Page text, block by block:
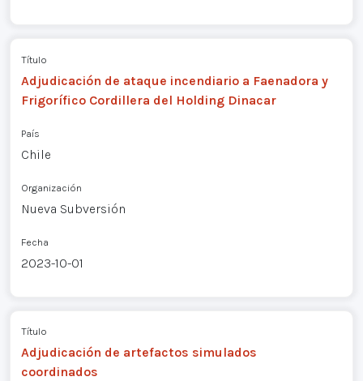
Título
Adjudicación de ataque incendiario a Faenadora y
Frigorífico Cordillera del Holding Dinacar
País
Chile
Organización
Nueva Subversión
Fecha
2023-10-01
Título
Adjudicación de artefactos simulados
coordinados